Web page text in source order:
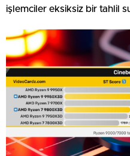
işlemciler eksiksiz bir tahlil